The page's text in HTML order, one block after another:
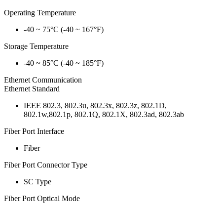
Operating Temperature
-40 ~ 75°C (-40 ~ 167°F)
Storage Temperature
-40 ~ 85°C (-40 ~ 185°F)
Ethernet Communication
Ethernet Standard
IEEE 802.3, 802.3u, 802.3x, 802.3z, 802.1D,
802.1w,802.1p, 802.1Q, 802.1X, 802.3ad, 802.3ab
Fiber Port Interface
Fiber
Fiber Port Connector Type
SC Type
Fiber Port Optical Mode